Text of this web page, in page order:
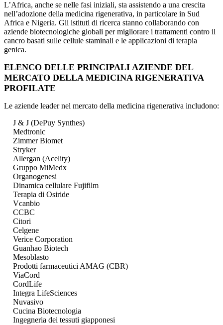
L’Africa, anche se nelle fasi iniziali, sta assistendo a una crescita
nell’adozione della medicina rigenerativa, in particolare in Sud
Africa e Nigeria. Gli istituti di ricerca stanno collaborando con
aziende biotecnologiche globali per migliorare i trattamenti contro il
cancro basati sulle cellule staminali e le applicazioni di terapia
genica.
ELENCO DELLE PRINCIPALI AZIENDE DEL
MERCATO DELLA MEDICINA RIGENERATIVA
PROFILATE
Le aziende leader nel mercato della medicina rigenerativa includono:
J & J (DePuy Synthes)
Medtronic
Zimmer Biomet
Stryker
Allergan (Acelity)
Gruppo MiMedx
Organogenesi
Dinamica cellulare Fujifilm
Terapia di Osiride
Vcanbio
CCBC
Citori
Celgene
Verice Corporation
Guanhao Biotech
Mesoblasto
Prodotti farmaceutici AMAG (CBR)
ViaCord
CordLife
Integra LifeSciences
Nuvasivo
Cucina Biotecnologia
Ingegneria dei tessuti giapponesi